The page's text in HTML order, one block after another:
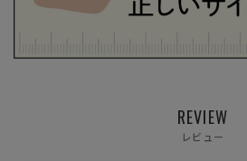
M(23.5cm)
REVIEW
レビュー